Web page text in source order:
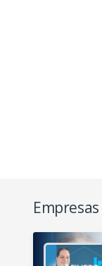
Empresas